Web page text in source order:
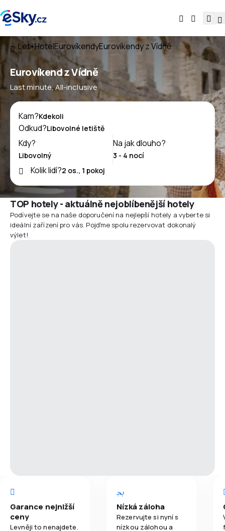
Let+HotelEurovíkendyEurovíkendy z Vídně
Eurovíkend z Vídně
Last minute, All-inclusive
Kam?
Odkud?
Kdy?
Na jak dlouho?
Kolik lidí?
TOP hotely - aktuálně nejoblíbenější hotely
Podívejte se na naše doporučení na nejlepší hotely a vyberte si
ideální zařízení pro vás. Pojďme spolu rezervovat dokonalý
výlet!
Garance nejnižší
ceny
Levněji to nenajdete.
Nízká záloha
Rezervujte si nyní s
nízkou zálohou a